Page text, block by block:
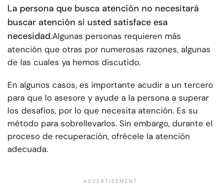
La persona que busca atención no necesitará
buscar atención si usted satisface esa
necesidad.Algunas personas requieren más
atención que otras por numerosas razones, algunas
de las cuales ya hemos discutido.
En algunos casos, es importante acudir a un tercero
para que lo asesore y ayude a la persona a superar
los desafíos, por lo que necesita atención. Es su
método para sobrellevarlos. Sin embargo, durante el
proceso de recuperación, ofrécele la atención
adecuada.